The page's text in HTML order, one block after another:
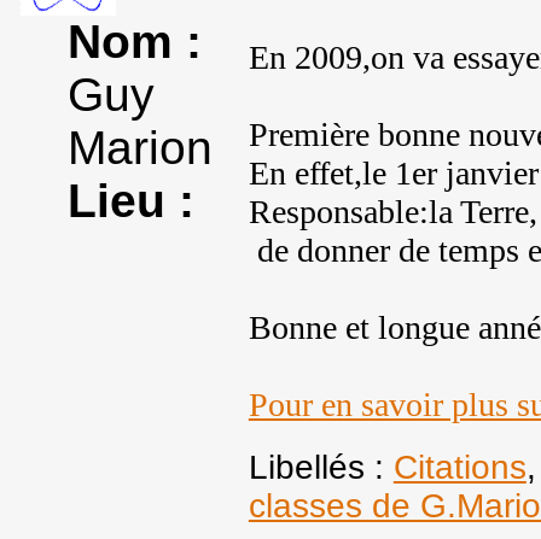
En 2009,on va
Première bonne
En effet,le 1er
Responsable:la
de donner de temps
Bonne et longue
Pour en savoir plus
Libellés : Citations
classes de
Nom :
Guy
Marion
Lieu :